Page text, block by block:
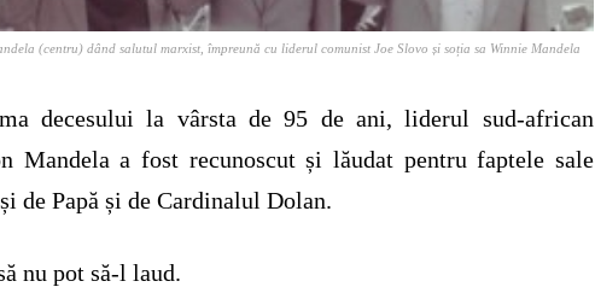
(centru) dând salutul marxist, împreună cu liderul comunist Joe Slovo și soția sa Winnie Mandela
decesului la vârsta de 95 de ani, liderul sud-african
Mandela a fost recunoscut și lăudat pentru faptele sale
de Papă și de Cardinalul Dolan.
nu pot să-l laud.